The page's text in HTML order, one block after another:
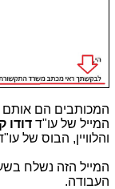
המייל של עו"ד דודו
והלוויין, הבוס של
המייל הזה נשלח
העבודה.